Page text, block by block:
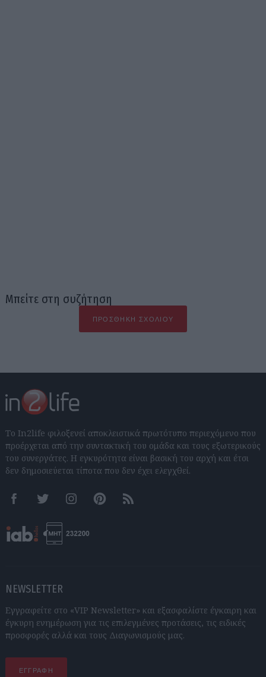
Μπείτε στη συζήτηση
ΠΡΟΣΘΉΚΗ ΣΧΟΛΊΟΥ
Το In2life φιλοξενεί αποκλειστικά πρωτότυπο περιεχόμενο που
προέρχεται από την συντακτική του ομάδα και τους εξωτερικούς
του συνεργάτες. Η εγκυρότητα είναι βασική του αρχή και έτσι
δεν δημοσιεύεται τίποτα που δεν έχει ελεγχθεί.
FacebookTwitter InstagramPinterestRSS feeds
NEWSLETTER
Εγγραφείτε στο «VIP Newsletter» και εξασφαλίστε έγκαιρη και
έγκυρη ενημέρωση για τις επιλεγμένες προτάσεις, τις ειδικές
προσφορές αλλά και τους Διαγωνισμούς μας.
ΕΓΓΡΑΦΗ